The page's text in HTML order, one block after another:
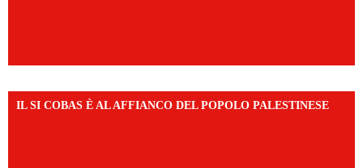
IL SI COBAS È AL AFFIANCO DEL POPOLO PALESTINESE